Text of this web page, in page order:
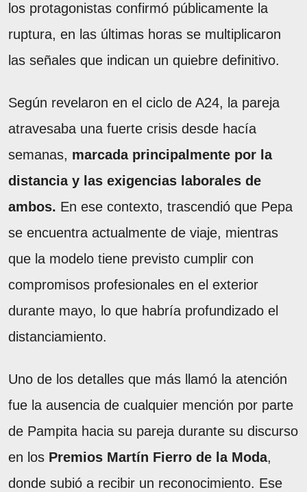
los protagonistas confirmó públicamente la
ruptura, en las últimas horas se multiplicaron
las señales que indican un quiebre definitivo.
Según revelaron en el ciclo de A24, la pareja
atravesaba una fuerte crisis desde hacía
semanas, marcada principalmente por la
distancia y las exigencias laborales de
ambos. En ese contexto, trascendió que Pepa
se encuentra actualmente de viaje, mientras
que la modelo tiene previsto cumplir con
compromisos profesionales en el exterior
durante mayo, lo que habría profundizado el
distanciamiento.
Uno de los detalles que más llamó la atención
fue la ausencia de cualquier mención por parte
de Pampita hacia su pareja durante su discurso
en los Premios Martín Fierro de la Moda,
donde subió a recibir un reconocimiento. Ese